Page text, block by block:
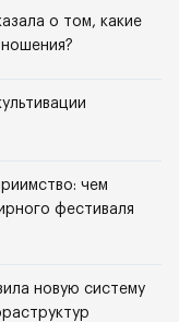
о том, какие
чем
фестиваля
новую систему